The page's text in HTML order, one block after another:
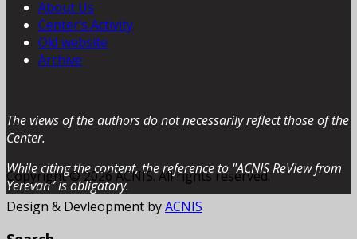
About Us
Center’s Activity
Old website
Archive
The views of the authors do not necessarily reflect those of the
Center.
While citing the content, the reference to "ACNIS ReView from
Yerevan” is obligatory.
Copyright © 2026 ACNIS. All rights reserved.
Design & Devleopment byACNIS